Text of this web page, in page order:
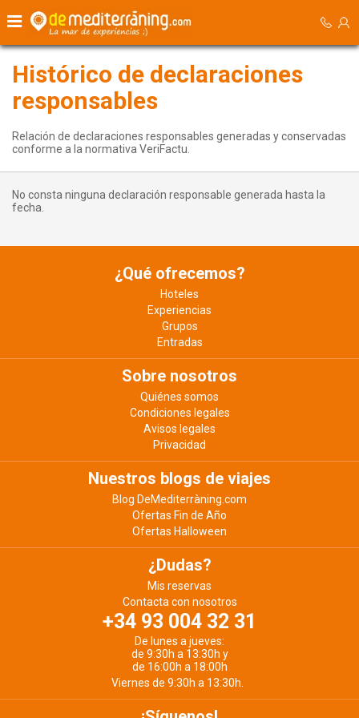
Histórico de declaraciones
responsables
Relación de declaraciones responsables generadas y conservadas
conforme a la normativa VeriFactu.
No consta ninguna declaración responsable generada hasta la
fecha.
¿Qué ofrecemos?
Hoteles
Experiencias
Grupos
Entradas
Sobre nosotros
Quiénes somos
Condiciones legales
Avisos legales
Privacidad
Nuestros blogs de viajes
Blog DeMediterràning.com
Ofertas Fin de Año
Ofertas Halloween
¿Dudas?
Mis reservas
Contacta con nosotros
+34 93 004 32 31
De lunes a jueves:
de 9:30h a 13:30h y
de 16:00h a 18:00h
Viernes de 9:30h a 13:30h.